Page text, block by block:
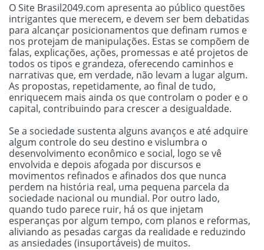
O Site Brasil2049.com apresenta ao público questões
intrigantes que merecem, e devem ser bem debatidas
para alcançar posicionamentos que definam rumos e
nos protejam de manipulações. Estas se compõem de
falas, explicações, ações, promessas e até projetos de
todos os tipos e grandeza, oferecendo caminhos e
narrativas que, em verdade, não levam a lugar algum.
As propostas, repetidamente, ao final de tudo,
enriquecem mais ainda os que controlam o poder e o
capital, contribuindo para crescer a desigualdade.
Se a sociedade sustenta alguns avanços e até adquire
algum controle do seu destino e vislumbra o
desenvolvimento econômico e social, logo se vê
envolvida e depois afogada por discursos e
movimentos refinados e afinados dos que nunca
perdem na história real, uma pequena parcela da
sociedade nacional ou mundial. Por outro lado,
quando tudo parece ruir, há os que injetam
esperanças por algum tempo, com planos e reformas,
aliviando as pesadas cargas da realidade e reduzindo
as ansiedades (insuportáveis) de muitos.